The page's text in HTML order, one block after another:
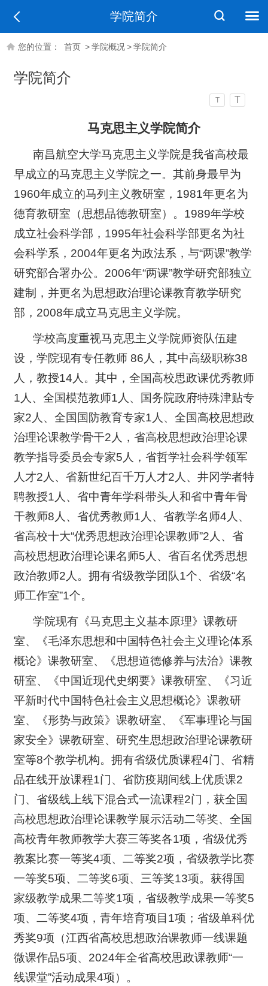
学院简介
您的位置： 首页 >学院概况>学院简介
学院简介
T T
马克思主义学院简介
南昌航空大学马克思主义学院是我省高校最
早成立的马克思主义学院之一。其前身最早为
1960年成立的马列主义教研室，1981年更名为
德育教研室（思想品德教研室）。1989年学校
成立社会科学部，1995年社会科学部更名为社
会科学系，2004年更名为政法系，与“两课”教学
研究部合署办公。2006年“两课”教学研究部独立
建制，并更名为思想政治理论课教育教学研究
部，2008年成立马克思主义学院。
学校高度重视马克思主义学院师资队伍建
设，学院现有专任教师 86人，其中高级职称38
人，教授14人。其中，全国高校思政课优秀教师
1人、全国模范教师1人、国务院政府特殊津贴专
家2人、全国国防教育专家1人、全国高校思想政
治理论课教学骨干2人，省高校思想政治理论课
教学指导委员会专家5人，省哲学社会科学领军
人才2人、省新世纪百千万人才2人、井冈学者特
聘教授1人、省中青年学科带头人和省中青年骨
干教师8人、省优秀教师1人、省教学名师4人、
省高校十大“优秀思想政治理论课教师”2人、省
高校思想政治理论课名师5人、省百名优秀思想
政治教师2人。拥有省级教学团队1个、省级“名
师工作室”1个。
学院现有《马克思主义基本原理》课教研
室、《毛泽东思想和中国特色社会主义理论体系
概论》课教研室、《思想道德修养与法治》课教
研室、《中国近现代史纲要》课教研室、《习近
平新时代中国特色社会主义思想概论》课教研
室、《形势与政策》课教研室、《军事理论与国
家安全》课教研室、研究生思想政治理论课教研
室等8个教学机构。拥有省级优质课程4门、省精
品在线开放课程1门、省防疫期间线上优质课2
门、省级线上线下混合式一流课程2门，获全国
高校思想政治理论课教学展示活动二等奖、全国
高校青年教师教学大赛三等奖各1项，省级优秀
教案比赛一等奖4项、二等奖2项，省级教学比赛
一等奖5项、二等奖6项、三等奖13项。获得国
家级教学成果二等奖1项，省级教学成果一等奖5
项、二等奖4项，青年培育项目1项；省级单科优
秀奖9项（江西省高校思想政治课教师一线课题
微课作品5项、2024年全省高校思政课教师“一
线课堂”活动成果4项）。